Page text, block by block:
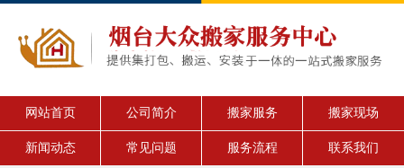
网站首页 公司简介 搬家服务 搬家现场
新闻动态 常见问题 服务流程 联系我们